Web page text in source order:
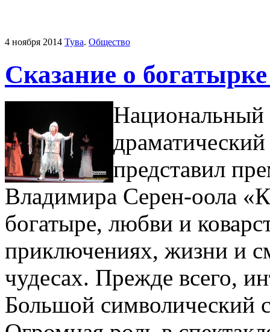
4 ноября 2014 Тува. Общество
Сказание о
Национальный
представил
Владимира Серен-оола
богатыре, любви и
приключениях, жизни и
чудесах. Прежде всего,
Большой символический